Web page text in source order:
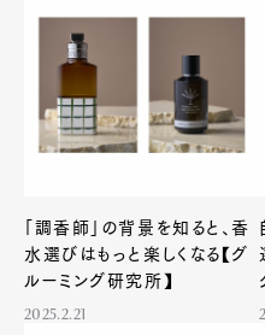
Art&DesignWatch
Product
「調香師」の背景を知ると、香
水選びはもっと楽しくなる【グ
ルーミング研究所】
2025.2.21